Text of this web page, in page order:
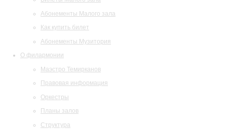
Абонементы Малого зала
Как купить билет
Абонементы Музитория
О филармонии
Маэстро Темирканов
Правовая информация
Оркестры
Планы залов
Структура